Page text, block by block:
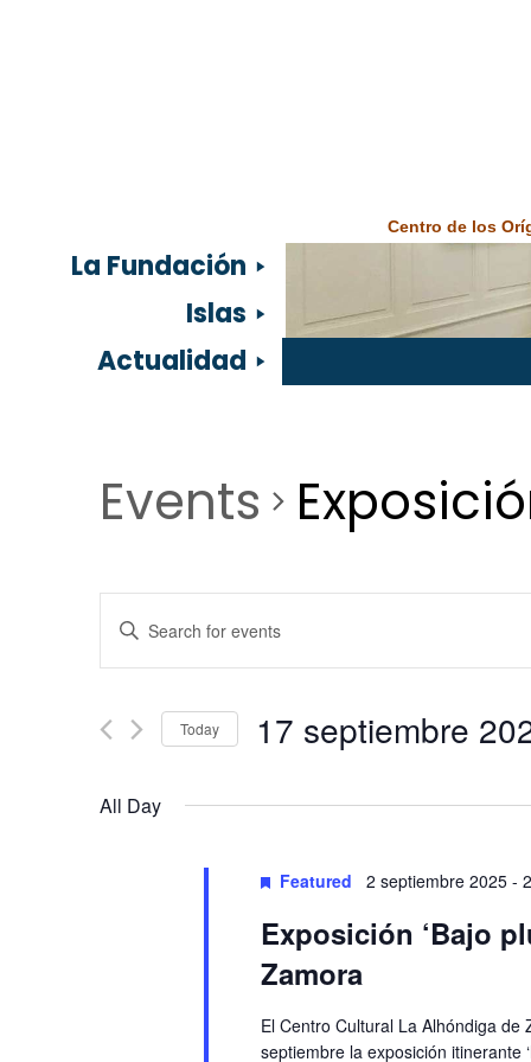
Centro de los
La Fundación
Islas
Actualidad
Events
Events
Search
and
Views
Navigation
Enter
Keyword.
Search
Events
Today 17 septiembre
All Day
Featured 2 septiembre 2025-
Exposición ‘Bajo
Zamora
El Centro Cultural La Alhóndiga
septiembre la exposición itinerante